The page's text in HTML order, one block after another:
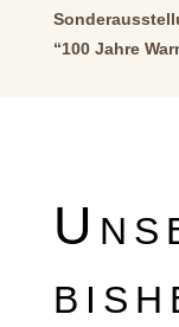
“100 Jahre